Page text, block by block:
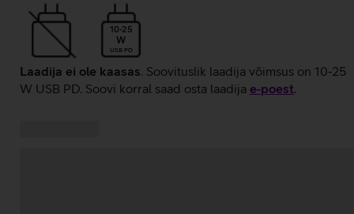
10-25
W
USB PD
Laadija ei ole kaasas. Soovituslik laadija võimsus on 10-25
W USB PD. Soovi korral saad osta laadija e‑poest.